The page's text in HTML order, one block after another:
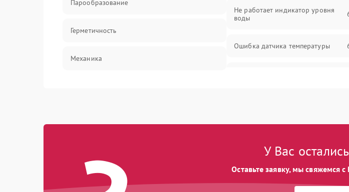
Парообразование
Герметичность
Механика
Не работает индикатор уровня
воды
Ошибка датчика температуры
Не сохраняет настройки
Не включается
У Вас
Оставьте заявку, мы свяжемся